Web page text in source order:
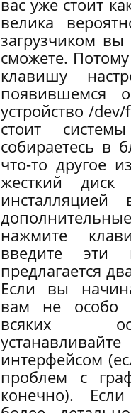
вас уже стоит
велика
загрузчиком вы
сможете.
клавишу
появившемся
устройство /
стоит
собираетесь в
что-то другое
жесткий диск
инсталляцией
нажмите
введите эти
предлагается
Если вы
вам не особо
всяких
интерфейсом
проблем с
конечно).